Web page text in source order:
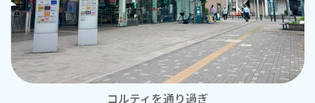
コルティを通り過ぎ